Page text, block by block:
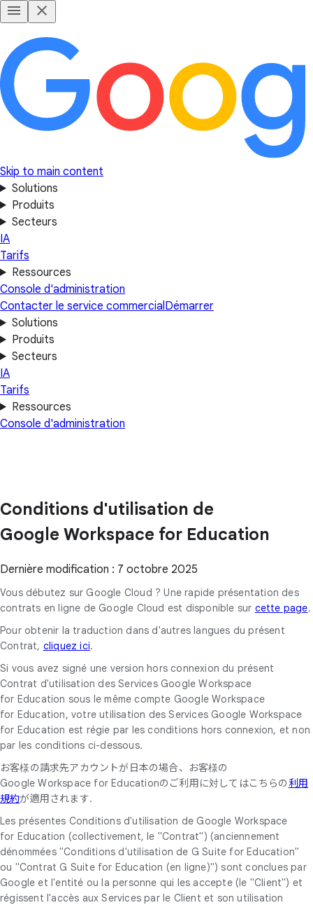
Skip to main content
Solutions
Produits
Secteurs
IA
Tarifs
Ressources
Console d'administration
Contacter le service commercialDémarrer
Solutions
Produits
Secteurs
IA
Tarifs
Ressources
Console d'administration
Conditions d'utilisation de
Google Workspace for Education
Dernière modification : 7 octobre 2025
Vous débutez sur Google Cloud ? Une rapide présentation des
contrats en ligne de Google Cloud est disponible sur cette page.
Pour obtenir la traduction dans d'autres langues du présent
Contrat, cliquez ici.
Si vous avez signé une version hors connexion du présent
Contrat d'utilisation des Services Google Workspace
for Education sous le même compte Google Workspace
for Education, votre utilisation des Services Google Workspace
for Education est régie par les conditions hors connexion, et non
par les conditions ci-dessous.
お客様の請求先アカウントが日本の場合、お客様の
Google Workspace for Educationのご利用に対してはこちらの利用
規約が適用されます.
Les présentes Conditions d'utilisation de Google Workspace
for Education (collectivement, le "Contrat") (anciennement
dénommées "Conditions d'utilisation de G Suite for Education"
ou "Contrat G Suite for Education (en ligne)") sont conclues par
Google et l'entité ou la personne qui les accepte (le "Client") et
régissent l'accès aux Services par le Client et son utilisation